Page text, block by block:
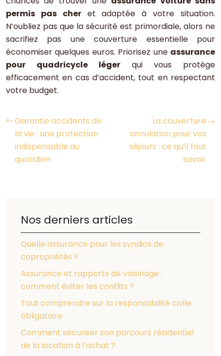
permis pas cher et adaptée à votre situation.
N’oubliez pas que la sécurité est primordiale, alors ne
sacrifiez pas une couverture essentielle pour
économiser quelques euros. Priorisez une assurance
pour quadricycle léger qui vous protège
efficacement en cas d’accident, tout en respectant
votre budget.
Garantie accidents de
la vie : une protection
indispensable au
quotidien
La couverture
annulation pour vos
séjours : ce qu’il faut
savoir
Nos derniers articles
Quelle assurance pour les syndics de
copropriétés ?
Assurance et rapports de voisinage :
comment éviter les conflits ?
Tout comprendre sur la responsabilité civile
obligatoire
Comment sécuriser son parcours résidentiel
de la location à l’achat ?